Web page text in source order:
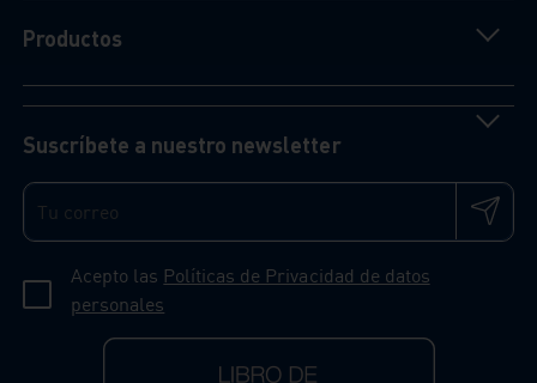
Productos
Suscríbete a nuestro newsletter
Acepto las Políticas de Privacidad de datos
personales